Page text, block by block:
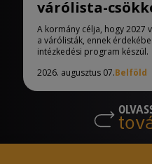
várólista-
A kormány célja, hogy 2027
a várólisták, ennek
intézkedési program készül.
2026. augusztus 07.Belföld